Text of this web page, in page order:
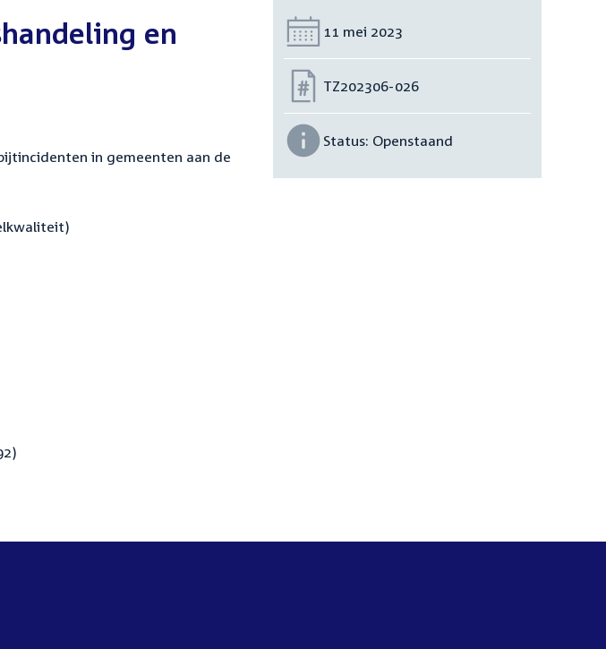
en
in gemeenten aan de
Datum:
11 mei 2023
Nummer:
TZ202306-026
Status: Openstaand